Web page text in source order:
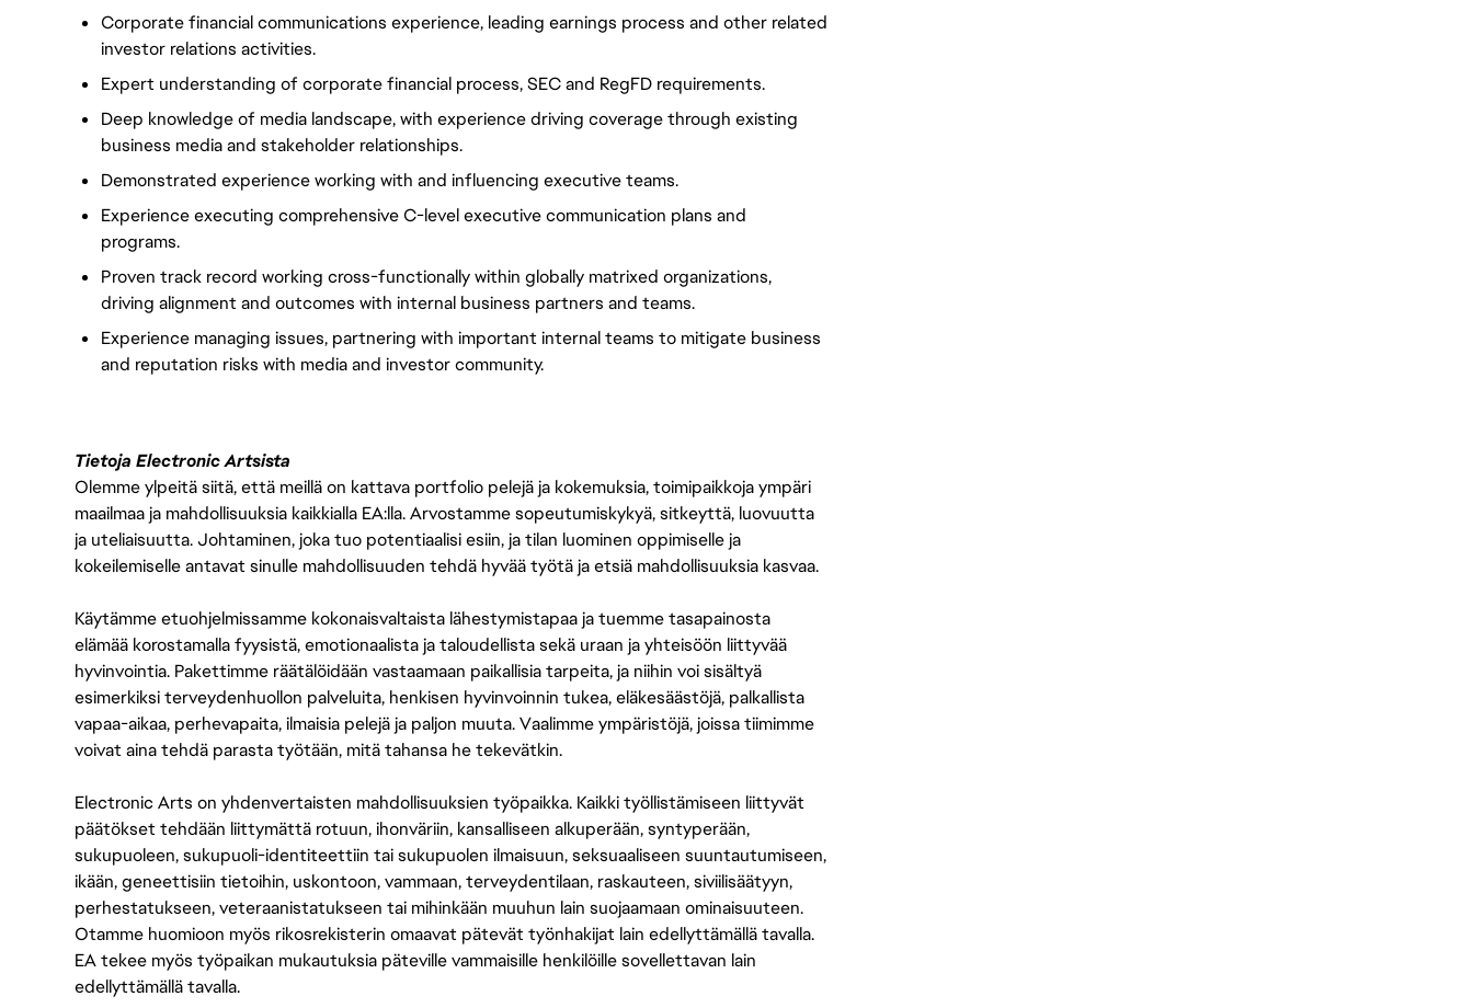
Corporate financial communications experience, leading earnings process and other related
investor relations activities.
Expert understanding of corporate financial process, SEC and RegFD requirements.
Deep knowledge of media landscape, with experience driving coverage through existing
business media and stakeholder relationships.
Demonstrated experience working with and influencing executive teams.
Experience executing comprehensive C-level executive communication plans and
programs.
Proven track record working cross-functionally within globally matrixed organizations,
driving alignment and outcomes with internal business partners and teams.
Experience managing issues, partnering with important internal teams to mitigate business
and reputation risks with media and investor community.
Tietoja Electronic Artsista
Olemme ylpeitä siitä, että meillä on kattava portfolio pelejä ja kokemuksia, toimipaikkoja ympäri
maailmaa ja mahdollisuuksia kaikkialla EA:lla. Arvostamme sopeutumiskykyä, sitkeyttä, luovuutta
ja uteliaisuutta. Johtaminen, joka tuo potentiaalisi esiin, ja tilan luominen oppimiselle ja
kokeilemiselle antavat sinulle mahdollisuuden tehdä hyvää työtä ja etsiä mahdollisuuksia kasvaa.
Käytämme etuohjelmissamme kokonaisvaltaista lähestymistapaa ja tuemme tasapainosta
elämää korostamalla fyysistä, emotionaalista ja taloudellista sekä uraan ja yhteisöön liittyvää
hyvinvointia. Pakettimme räätälöidään vastaamaan paikallisia tarpeita, ja niihin voi sisältyä
esimerkiksi terveydenhuollon palveluita, henkisen hyvinvoinnin tukea, eläkesäästöjä, palkallista
vapaa-aikaa, perhevapaita, ilmaisia pelejä ja paljon muuta. Vaalimme ympäristöjä, joissa tiimimme
voivat aina tehdä parasta työtään, mitä tahansa he tekevätkin.
Electronic Arts on yhdenvertaisten mahdollisuuksien työpaikka. Kaikki työllistämiseen liittyvät
päätökset tehdään liittymättä rotuun, ihonväriin, kansalliseen alkuperään, syntyperään,
sukupuoleen, sukupuoli-identiteettiin tai sukupuolen ilmaisuun, seksuaaliseen suuntautumiseen,
ikään, geneettisiin tietoihin, uskontoon, vammaan, terveydentilaan, raskauteen, siviilisäätyyn,
perhestatukseen, veteraanistatukseen tai mihinkään muuhun lain suojaamaan ominaisuuteen.
Otamme huomioon myös rikosrekisterin omaavat pätevät työnhakijat lain edellyttämällä tavalla.
EA tekee myös työpaikan mukautuksia päteville vammaisille henkilöille sovellettavan lain
edellyttämällä tavalla.